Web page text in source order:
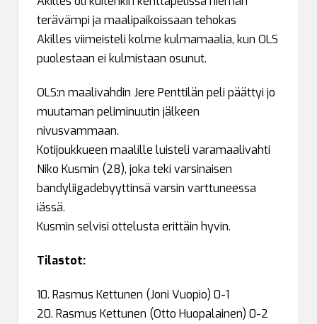
terävämpi ja maalipaikoissaan tehokas
Akilles viimeisteli kolme kulmamaalia, kun OLS
puolestaan ei kulmistaan osunut.
OLS:n maalivahdin Jere Penttilän peli päättyi jo
muutaman peliminuutin jälkeen
nivusvammaan.
Kotijoukkueen maalille luisteli varamaalivahti
Niko Kusmin (28), joka teki varsinaisen
bandyliigadebyyttinsä varsin varttuneessa
iässä.
Kusmin selvisi ottelusta erittäin hyvin.
Tilastot:
10. Rasmus Kettunen (Joni Vuopio) 0-1
20. Rasmus Kettunen (Otto Huopalainen) 0-2